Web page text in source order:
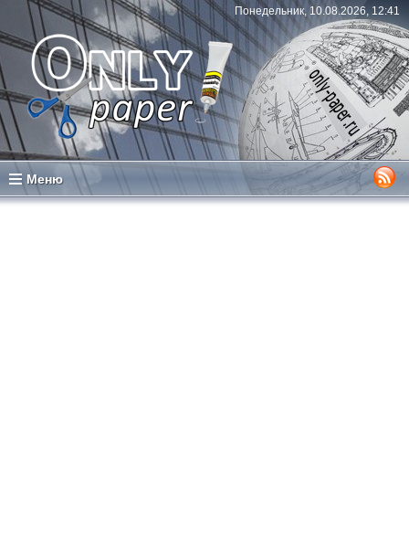
Понедельник, 10.08.2026, 12:41
Меню